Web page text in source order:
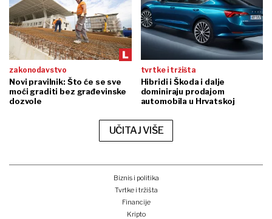
zakonodavstvo
Novi pravilnik: Što će se sve
moći graditi bez građevinske
dozvole
tvrtke i tržišta
Hibridi i Škoda i dalje
dominiraju prodajom
automobila u Hrvatskoj
UČITAJ VIŠE
Biznis i politika
Tvrtke i tržišta
Financije
Kripto